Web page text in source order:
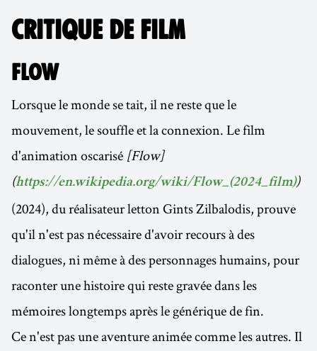
CRITIQUE DE FILM
FLOW
Lorsque le monde se tait, il ne reste que le
mouvement, le souffle et la connexion. Le film
d'animation oscarisé [Flow]
(https://en.wikipedia.org/wiki/Flow_(2024_film))
(2024), du réalisateur letton Gints Zilbalodis, prouve
qu'il n'est pas nécessaire d'avoir recours à des
dialogues, ni même à des personnages humains, pour
raconter une histoire qui reste gravée dans les
mémoires longtemps après le générique de fin.
Ce n'est pas une aventure animée comme les autres. Il